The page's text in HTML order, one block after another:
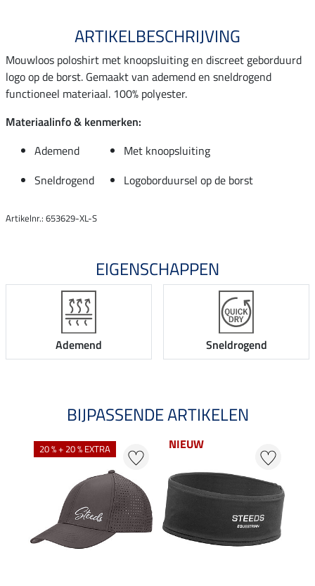
ARTIKELBESCHRIJVING
Mouwloos poloshirt met knoopsluiting en discreet geborduurd
logo op de borst. Gemaakt van ademend en sneldrogend
functioneel materiaal. 100% polyester.
Materiaalinfo & kenmerken:
Ademend
Met knoopsluiting
Sneldrogend
Logoborduursel op de borst
Artikelnr.: 653629-XL-S
EIGENSCHAPPEN
Ademend Sneldrogend
BIJPASSENDE ARTIKELEN
20 % + 20 % EXTRA NIEUW